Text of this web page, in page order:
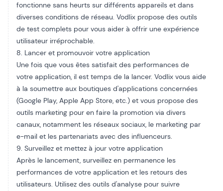
fonctionne sans heurts sur différents appareils et dans
diverses conditions de réseau. Vodlix propose des outils
de test complets pour vous aider à offrir une expérience
utilisateur irréprochable.
8. Lancer et promouvoir votre application
Une fois que vous êtes satisfait des performances de
votre application, il est temps de la lancer. Vodlix vous aide
à la soumettre aux boutiques d'applications concernées
(Google Play, Apple App Store, etc.) et vous propose des
outils marketing pour en faire la promotion via divers
canaux, notamment les réseaux sociaux, le marketing par
e-mail et les partenariats avec des influenceurs.
9. Surveillez et mettez à jour votre application
Après le lancement, surveillez en permanence les
performances de votre application et les retours des
utilisateurs. Utilisez des outils d'analyse pour suivre